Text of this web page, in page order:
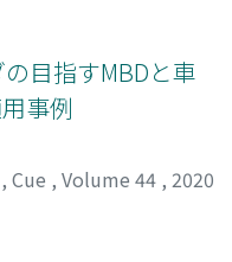
目指すMBDと車
事例
, Cue , Volume 44 , 2020